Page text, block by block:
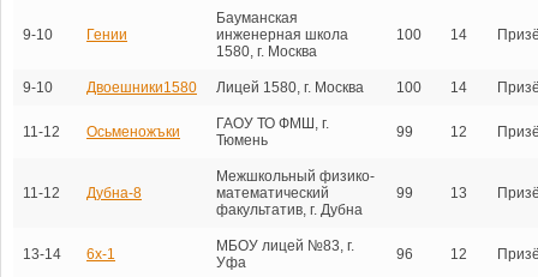
9-10 Гении
Бауманская
инженерная школа
1580, г. Москва
100 14
9-10 Двоешники1580 Лицей 1580, г. Москва 100 14
11-12 Осьменожъки
ГАОУ ТО ФМШ, г.
Тюмень
99 12
11-12 Дубна-8
Межшкольный физико-
математический
факультатив, г. Дубна
99 13
13-14 6х-1
МБОУ лицей №83, г.
Уфа
96 12